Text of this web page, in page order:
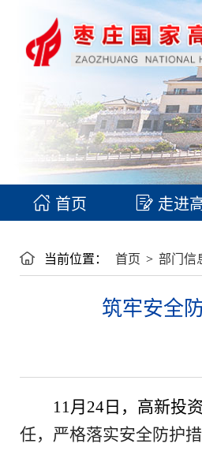
首页 走进
当前位置： 首页 > 部门信
筑牢安全
11月24日，高新投
任，严格落实安全防护